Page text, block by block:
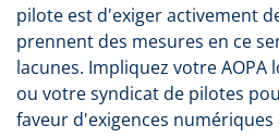
pilote est d'exiger activement
prennent des mesures en ce
lacunes. Impliquez votre AOPA
ou votre syndicat de pilotes
faveur d'exigences